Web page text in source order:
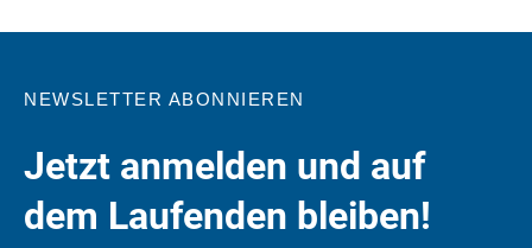
NEWSLETTER ABONNIEREN
Jetzt anmelden und auf
dem Laufenden bleiben!